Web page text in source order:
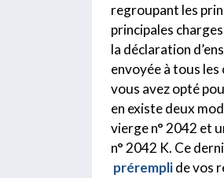
regroupant les
principales
la déclaration
envoyée à tous
vous avez opté
en existe deux
vierge n° 2042 et
n° 2042 K. Ce
préremplide vos